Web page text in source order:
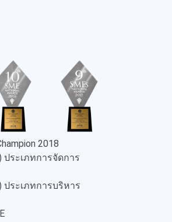
2018
ระเภทการจัดการ
ระเภทการบริหาร